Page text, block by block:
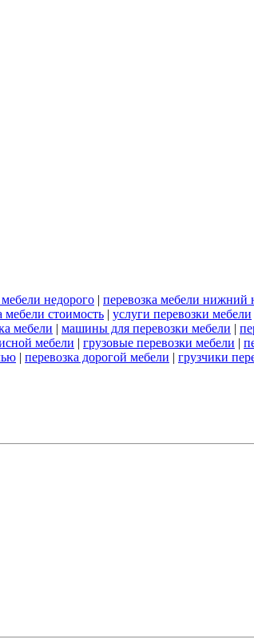
мебели недорого | перевозка мебели нижний
мебели стоимость | услуги перевозки мебели
мебели | машины для перевозки мебели |
мебели | грузовые перевозки мебели |
| перевозка дорогой мебели | грузчики